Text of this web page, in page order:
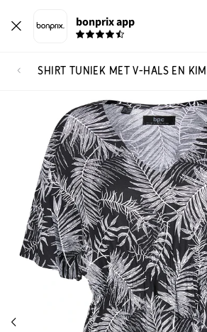
bonprix app
SHIRT TUNIEK MET V-HALS EN